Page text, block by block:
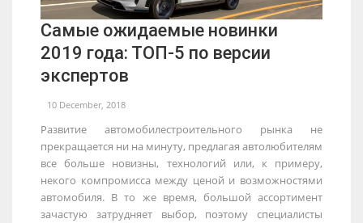
Самые ожидаемые новинки
2019 года: ТОП-5 по версии
экспертов
10 December, 2018
Развитие автомобилестроительного рынка не
прекращается ни на минуту, предлагая автолюбителям
все больше новизны, технологий или, к примеру,
некого компромисса между ценой и возможностями
автомобиля. В то же время, большой ассортимент
зачастую затрудняет выбор, поэтому специалисты